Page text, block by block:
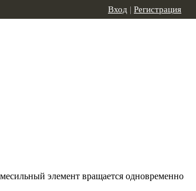
Вход | Регистрация
элемент вращается одновременно